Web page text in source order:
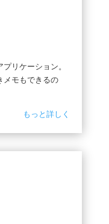
リケーション。
メモもできるの
もっと詳しく